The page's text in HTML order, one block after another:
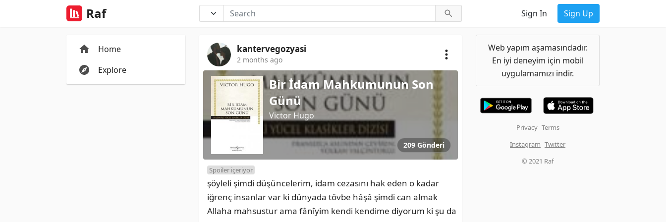
Raf Sign In Sign Up
Home
Explore
kantervegozyasi
2 months ago
Bir İdam Mahkumunun Son
Günü
Victor Hugo
209 Gönderi
Spoiler içeriyor
şöyleli şimdi düşüncelerim, idam cezasını hak eden o kadar
iğrenç insanlar var ki dünyada tövbe hâşâ şimdi can almak
Allaha mahsustur ama fânîyim kendi kendime diyorum ki şu da
Web yapım aşamasındadır.
En iyi deneyim için mobil
uygulamamızı indir.
Privacy Terms
Instagram Twitter
© 2021 Raf